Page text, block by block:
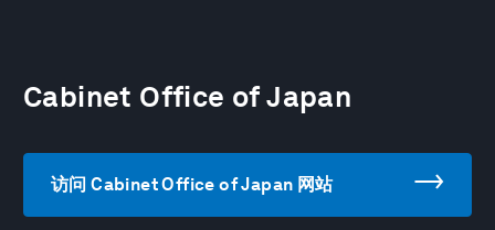
Cabinet Office of Japan
访问 Cabinet Office of Japan 网站